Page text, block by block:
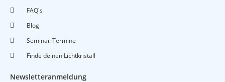
FAQ's
Blog
Seminar-Termine
Finde deinen Lichtkristall
Newsletteranmeldung